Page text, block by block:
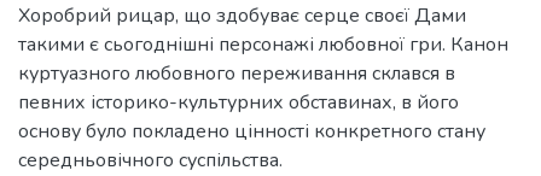
Хоробрий рицар, що здобуває серце своєї Дами
такими є сьогоднішні персонажі любовної гри. Канон
куртуазного любовного переживання склався в
певних історико-культурних обставинах, в його
основу було покладено цінності конкретного стану
середньовічного суспільства.